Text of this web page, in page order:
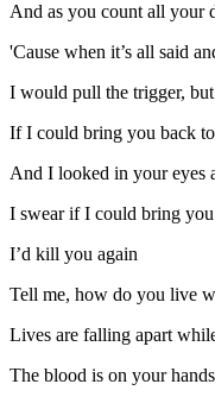
And as you count all your
'Cause when it’s all said
I would pull the trigger, but
If I could bring you back
And I looked in your eyes
I swear if I could bring
I’d kill you again
Tell me, how do you live
Lives are falling apart
The blood is on your